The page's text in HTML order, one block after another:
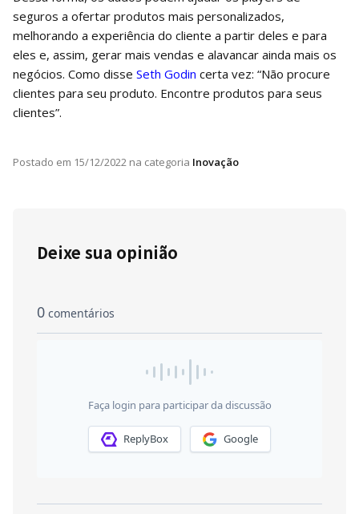
seguros a ofertar produtos mais personalizados,
melhorando a experiência do cliente a partir deles e para
eles e, assim, gerar mais vendas e alavancar ainda mais os
negócios. Como disse Seth Godin certa vez: “Não procure
clientes para seu produto. Encontre produtos para seus
clientes”.
Postado em 15/12/2022 na categoria Inovação
Deixe sua opinião